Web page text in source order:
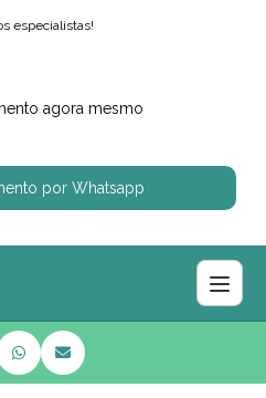
especialistas!
agora mesmo
por Whatsapp